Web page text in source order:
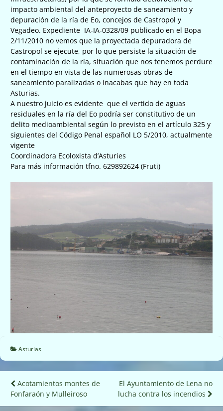
impacto ambiental del anteproyecto de saneamiento y
depuración de la ría de Eo, concejos de Castropol y
Vegadeo. Expediente IA-IA-0328/09 publicado en el Bopa
2/11/2010 no vemos que la proyectada depuradora de
Castropol se ejecute, por lo que persiste la situación de
contaminación de la ría, situación que nos tenemos perdure
en el tiempo en vista de las numerosas obras de
saneamiento paralizadas o inacabas que hay en toda
Asturias.
A nuestro juicio es evidente que el vertido de aguas
residuales en la ría del Eo podría ser constitutivo de un
delito medioambiental según lo previsto en el artículo 325 y
siguientes del Código Penal español LO 5/2010, actualmente
vigente
Coordinadora Ecoloxista d’Asturies
Para más información tfno. 629892624 (Fruti)
Asturias
Navegación
de
Acotamientos montes de
Fonfaraón y Mulleiroso
El Ayuntamiento de Lena no
lucha contra los incendios